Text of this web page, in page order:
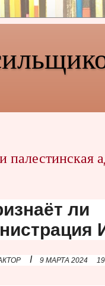
палестинская
ли
I 9 МАРТА 2024